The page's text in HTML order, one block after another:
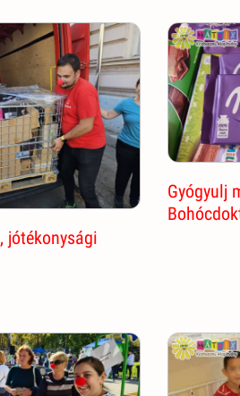
jótékonysági
Gyógyulj